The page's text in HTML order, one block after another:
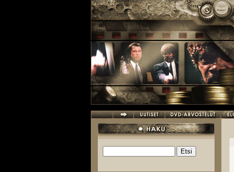
Hakulomake